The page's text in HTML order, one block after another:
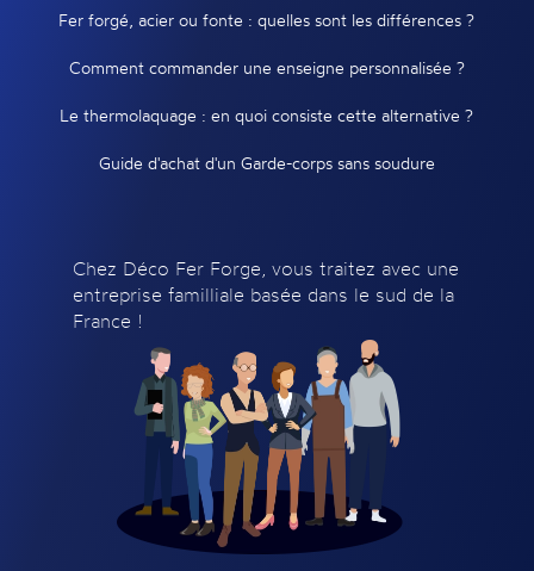
Fer forgé, acier ou fonte : quelles sont les différences ?
Comment commander une enseigne personnalisée ?
Le thermolaquage : en quoi consiste cette alternative ?
Guide d'achat d'un Garde-corps sans soudure
Chez Déco Fer Forge, vous traitez avec une
entreprise familliale basée dans le sud de la
France !